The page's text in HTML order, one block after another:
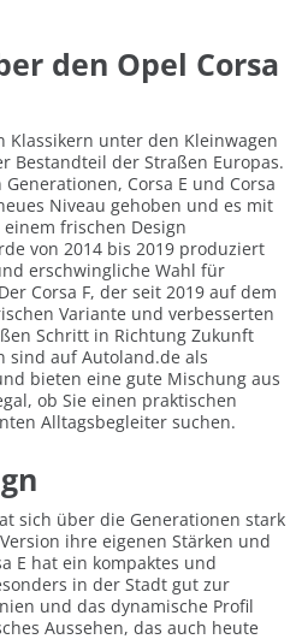
den Opel Corsa
Klassikern unter den Kleinwagen
Bestandteil der Straßen Europas.
Corsa E und Corsa
Niveau gehoben und es mit
frischen Design
von 2014 bis 2019 produziert
erschwingliche Wahl für
Corsa F, der seit 2019 auf dem
Variante und verbesserten
Schritt in Richtung Zukunft
sind auf Autoland.de als
bieten eine gute Mischung aus
ob Sie einen praktischen
Alltagsbegleiter suchen.
sich über die Generationen stark
ihre eigenen Stärken und
E hat ein kompaktes und
in der Stadt gut zur
und das dynamische Profil
Aussehen, das auch heute